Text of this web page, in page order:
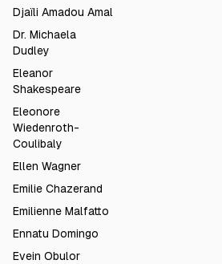
Djaïli Amadou Amal
Dr. Michaela
Dudley
Eleanor
Shakespeare
Eleonore
Wiedenroth-
Coulibaly
Ellen Wagner
Emilie Chazerand
Emilienne Malfatto
Ennatu Domingo
Evein Obulor